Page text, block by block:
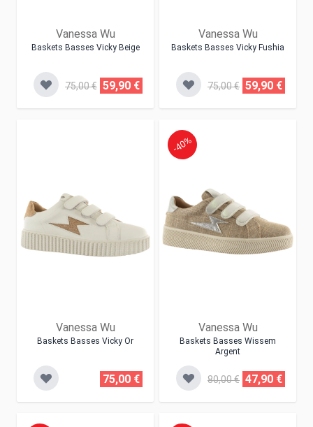
Vanessa Wu
Baskets Basses Vicky Beige
75,00 € 59,90 €
Vanessa Wu
Baskets Basses Vicky Fushia
75,00 € 59,90 €
Vanessa Wu
Baskets Basses Vicky Or
75,00 €
Vanessa Wu
Baskets Basses Wissem
Argent
-40%
80,00 € 47,90 €